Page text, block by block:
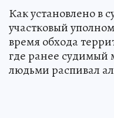
Как установлено в
участковый
время обхода
где ранее судимый
людьми распивал